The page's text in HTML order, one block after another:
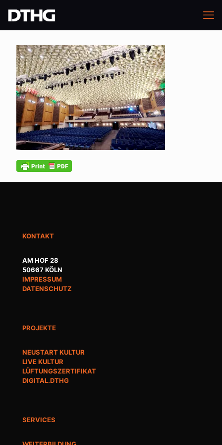
KONTAKT
AM HOF 28
50667 KÖLN
IMPRESSUM
DATENSCHUTZ
PROJEKTE
NEUSTART KULTUR
LIVE KULTUR
LÜFTUNGSZERTIFIKAT
DIGITAL.DTHG
SERVICES